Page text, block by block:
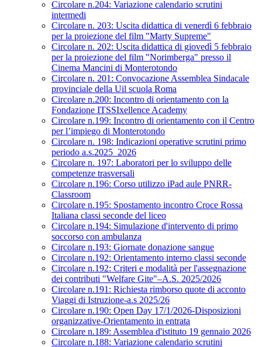
Circolare n.204: Variazione calendario scrutini
intermedi
Circolare n. 203: Uscita didattica di venerdì 6 febbraio
per la proiezione del film "Marty Supreme"
Circolare n. 202: Uscita didattica di giovedì 5 febbraio
per la proiezione del film "Norimberga" presso il
Cinema Mancini di Monterotondo
Circolare n. 201: Convocazione Assemblea Sindacale
provinciale della Uil scuola Roma
Circolare n.200: Incontro di orientamento con la
Fondazione ITSSIxellence Academy
Circolare n.199: Incontro di orientamento con il Centro
per l’impiego di Monterotondo
Circolare n. 198: Indicazioni operative scrutini primo
periodo a.s.2025_2026
Circolare n. 197: Laboratori per lo sviluppo delle
competenze trasversali
Circolare n.196: Corso utilizzo iPad aule PNRR-
Classroom
Circolare n.195: Spostamento incontro Croce Rossa
Italiana classi seconde del liceo
Circolare n.194: Simulazione d'intervento di primo
soccorso con ambulanza
Circolare n.193: Giornate donazione sangue
Circolare n.192: Orientamento interno classi seconde
Circolare n.192: Criteri e modalità per l'assegnazione
dei contributi "Welfare Gite"–A.S. 2025/2026
Circolare n.191: Richiesta rimborso quote di acconto
Viaggi di Istruzione-a.s 2025/26
Circolare n.190: Open Day 17/1/2026-Disposizioni
organizzative-Orientamento in entrata
Circolare n.189: Assemblea d'istituto 19 gennaio 2026
Circolare n.188: Variazione calendario scrutini